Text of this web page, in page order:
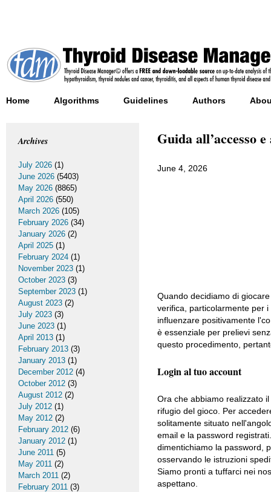
Home Algorithms Guidelines Authors
Guida all’accesso
June 4, 2026
Quando decidiamo di
verifica, particolarmente per
influenzare positivamente
è essenziale per prelievi
questo procedimento,
Login al tuo account
Ora che abbiamo realizzato
rifugio del gioco. Per
solitamente situato
email e la password
dimentichiamo la password,
osservando le istruzioni
Siamo pronti a tuffarci nei
aspettano.
Archives
July 2026 (1)
June 2026 (5403)
May 2026 (8865)
April 2026 (550)
March 2026 (105)
February 2026 (34)
January 2026 (2)
April 2025 (1)
February 2024 (1)
November 2023 (1)
October 2023 (3)
September 2023 (1)
August 2023 (2)
July 2023 (3)
June 2023 (1)
April 2013 (1)
February 2013 (3)
January 2013 (1)
December 2012 (4)
October 2012 (3)
August 2012 (2)
July 2012 (1)
May 2012 (2)
February 2012 (6)
January 2012 (1)
June 2011 (5)
May 2011 (2)
March 2011 (2)
February 2011 (3)